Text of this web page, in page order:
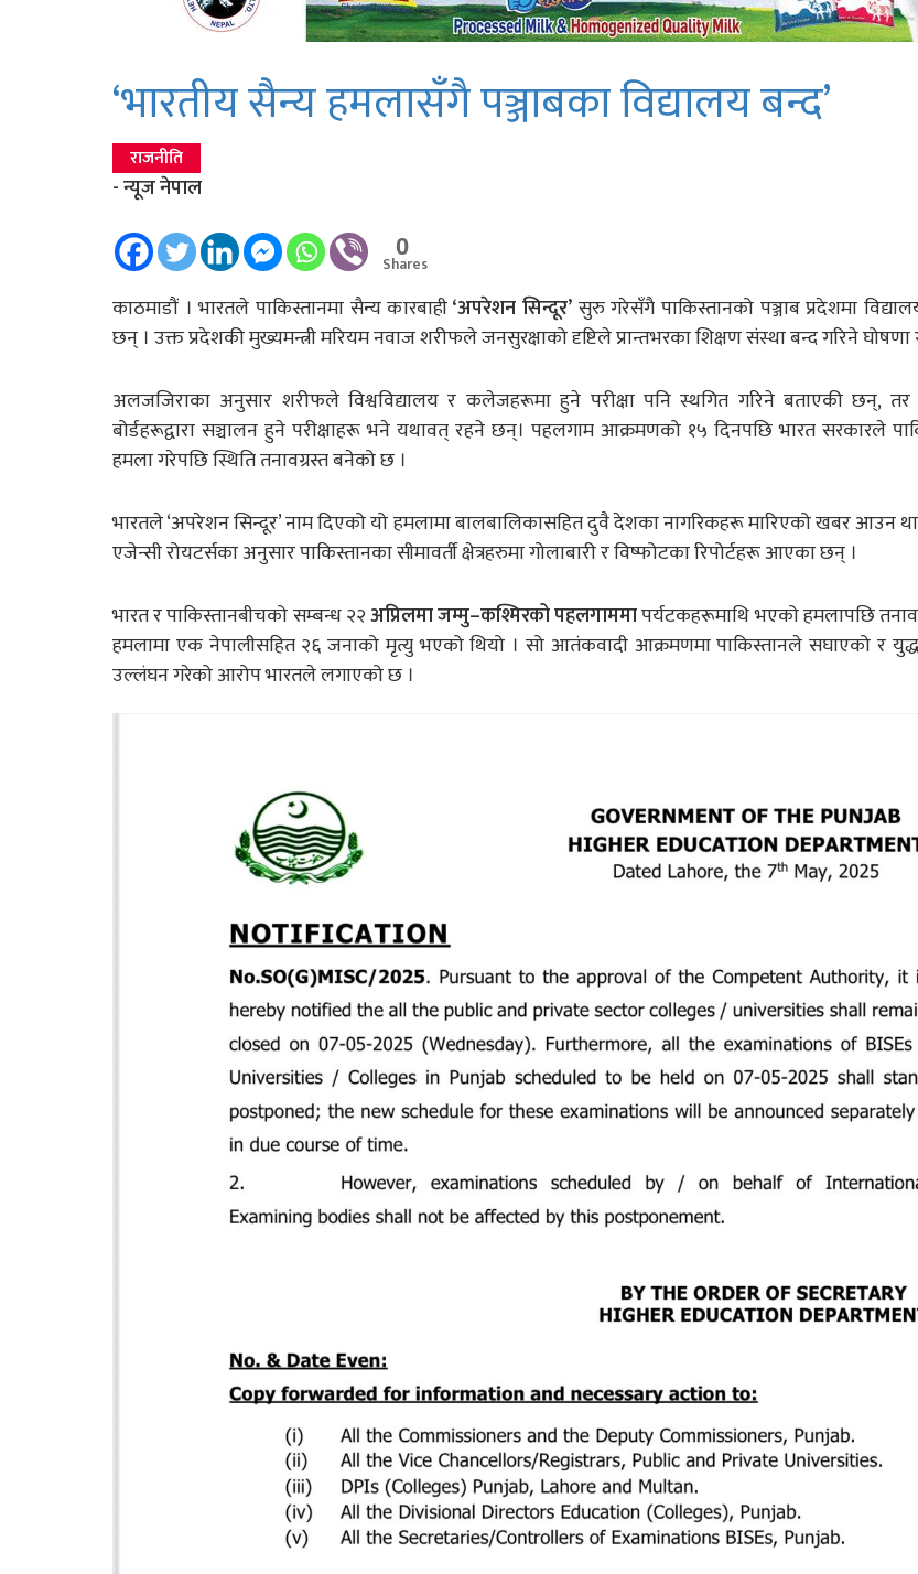
‘भारतीय सैन्य हमलासँगै पञ्जाबका विद्यालय बन्द’
राजनीति
- न्यूज नेपाल
0
Shares
काठमाडौं । भारतले पाकिस्तानमा सैन्य कारबाही‘अपरेशन सिन्दूर’सुरु गरेसँगै पाकिस्तानको पञ्जाब प्रदेशमा
छन् । उक्त प्रदेशकी मुख्यमन्त्री मरियम नवाज शरीफले जनसुरक्षाको दृष्टिले प्रान्तभरका शिक्षण संस्था बन्द गरिने
अलजजिराका अनुसार शरीफले विश्वविद्यालय र कलेजहरूमा हुने परीक्षा पनि स्थगित गरिने बताएकी छन्, तर
बोर्डहरूद्वारा सञ्चालन हुने परीक्षाहरू भने यथावत् रहने छन्। पहलगाम आक्रमणको १५ दिनपछि भारत सरकारले
हमला गरेपछि स्थिति तनावग्रस्त बनेको छ ।
भारतले ‘अपरेशन सिन्दूर’ नाम दिएको यो हमलामा बालबालिकासहित दुवै देशका नागरिकहरू मारिएको खबर आउन
एजेन्सी रोयटर्सका अनुसार पाकिस्तानका सीमावर्ती क्षेत्रहरुमा गोलाबारी र विष्फोटका रिपोर्टहरू आएका छन् ।
भारत र पाकिस्तानबीचको सम्बन्ध २२अप्रिलमा जम्मु–कश्मिरको पहलगाममापर्यटकहरूमाथि भएको हमलापछि
हमलामा एक नेपालीसहित २६ जनाको मृत्यु भएको थियो । सो आतंकवादी आक्रमणमा पाकिस्तानले सघाएको र
उल्लंघन गरेको आरोप भारतले लगाएको छ ।